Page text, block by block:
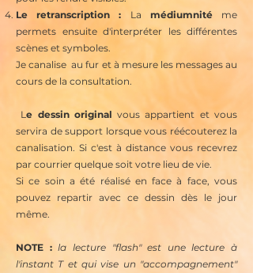
Le retranscription : La médiumnitéme
permets ensuite d'interpréter les différentes
scènes et symboles.
Je canalise au fur et à mesure les messages au
cours de la consultation.
Le dessin original vous appartient et vous
servira de support lorsque vous réécouterez la
canalisation. Si c'est à distance vous recevrez
par courrier quelque soit votre lieu de vie.
Si ce soin a été réalisé en face à face, vous
pouvez repartir avec ce dessin dès le jour
même.
NOTE : la lecture "flash" est une lecture à
l'instant T et qui vise un "accompagnement"